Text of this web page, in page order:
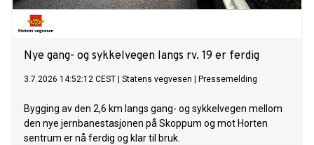
Nye gang- og sykkelvegen langs rv. 19 er ferdig
3.7.2026 14:52:12 CEST Statens vegvesen Pressemelding
Bygging av den 2,6 km langs gang- og sykkelvegen mellom
den nye jernbanestasjonen på Skoppum og mot Horten
sentrum er nå ferdig og klar til bruk.